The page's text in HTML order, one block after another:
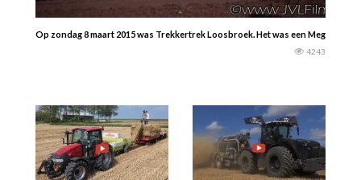
Op zondag 8 maart 2015 was Trekkertrek Loosbroek. Het was een Mega
4243